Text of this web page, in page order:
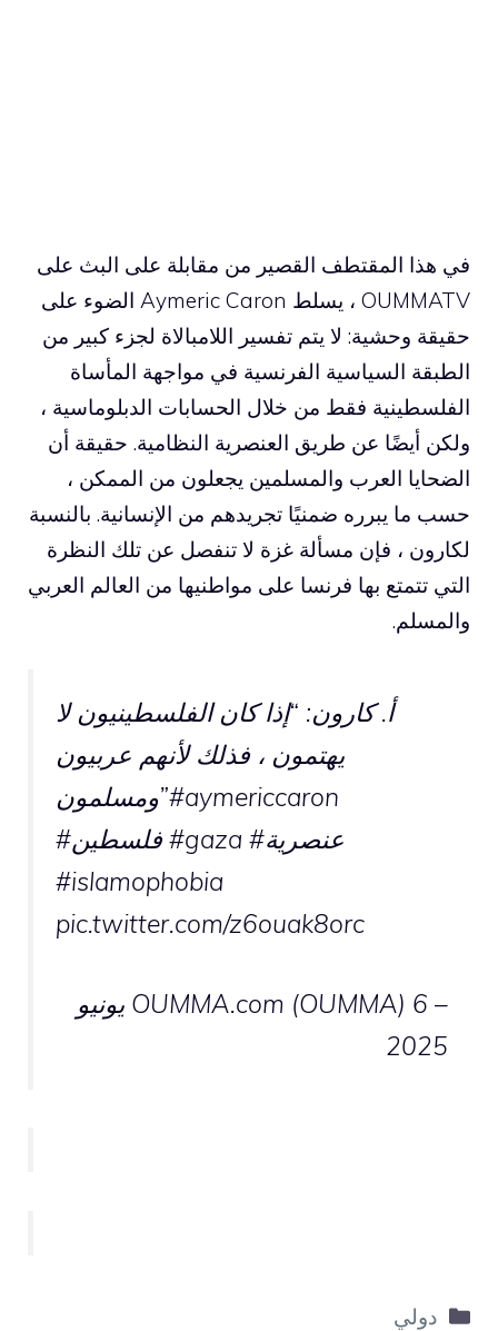
في هذا المقتطف القصير من مقابلة على البث على
OUMMATV ، يسلط Aymeric Caron الضوء على
حقيقة وحشية: لا يتم تفسير اللامبالاة لجزء كبير من
الطبقة السياسية الفرنسية في مواجهة المأساة
الفلسطينية فقط من خلال الحسابات الدبلوماسية ،
ولكن أيضًا عن طريق العنصرية النظامية. حقيقة أن
الضحايا العرب والمسلمين يجعلون من الممكن ،
حسب ما يبرره ضمنيًا تجريدهم من الإنسانية. بالنسبة
لكارون ، فإن مسألة غزة لا تنفصل عن تلك النظرة
التي تتمتع بها فرنسا على مواطنيها من العالم العربي
والمسلم.
أ. كارون: “إذا كان الفلسطينيون لا
يهتمون ، فذلك لأنهم عربيون
ومسلمون”#aymericcaron
#فلسطين #gaza
#عنصرية
#islamophobia
pic.twitter.com/z6ouak8orc
– OUMMA.com (OUMMA)
6 يونيو
2025
التصنيفات
دولي